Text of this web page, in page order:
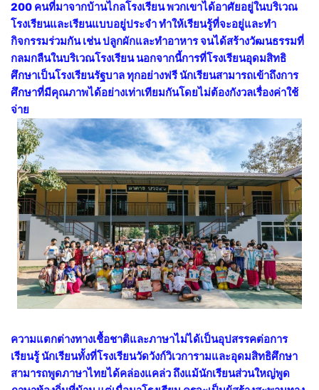
200 คนที่มาจากบ้านไกลโรงเรียน พวกเขาได้อาศัยอยู่ในบริเวณ
โรงเรียนและเรียนแบบอยู่ประจำ ทำให้เรียนรู้ที่จะอยู่และทำ
กิจกรรมร่วมกัน เช่น ปลูกผักและทำอาหาร จนได้สร้างวัฒนธรรมที่
กลมกลืนในบริเวณโรงเรียน นอกจากนี้การที่โรงเรียนอุดมสิทธิ
ศึกษาเป็นโรงเรียนรัฐบาล ทุกอย่างฟรี นักเรียนสามารถเข้าถึงการ
ศึกษาที่มีคุณภาพได้อย่างเท่าเทียมกันโดยไม่ต้องกังวลเรื่องค่าใช้
จ่าย
ความแตกต่างทางเชื้อชาติและภาษาไม่ได้เป็นอุปสรรคต่อการ
เรียนรู้ นักเรียนทั้งที่โรงเรียนวัดวังก์วิเวการามและอุดมสิทธิศึกษา
สามารถพูดภาษาไทยได้คล่องแคล่ว ถึงแม้นักเรียนส่วนใหญ่พูด